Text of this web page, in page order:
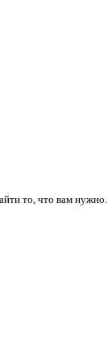
то, что вам нужно.